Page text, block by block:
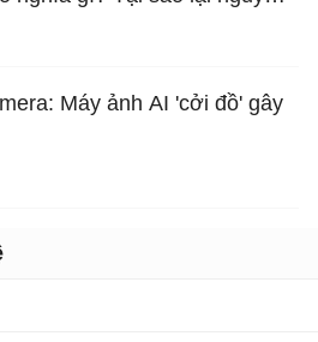
Máy ảnh AI 'cởi đồ' gây